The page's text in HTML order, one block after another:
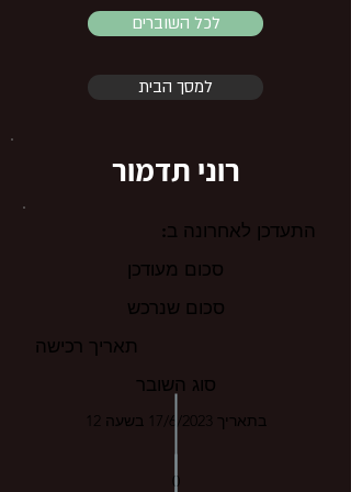
לכל השוברים
למסך הבית
רוני תדמור
התעדכן לאחרונה ב:
סכום מעודכן
סכום שנרכש
תאריך רכישה
סוג השובר
בתאריך 17/6/2023 בשעה 12
0